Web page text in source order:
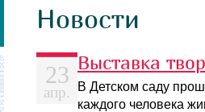
Новости
23
апр.
Выставка
В Детском саду
каждого человека